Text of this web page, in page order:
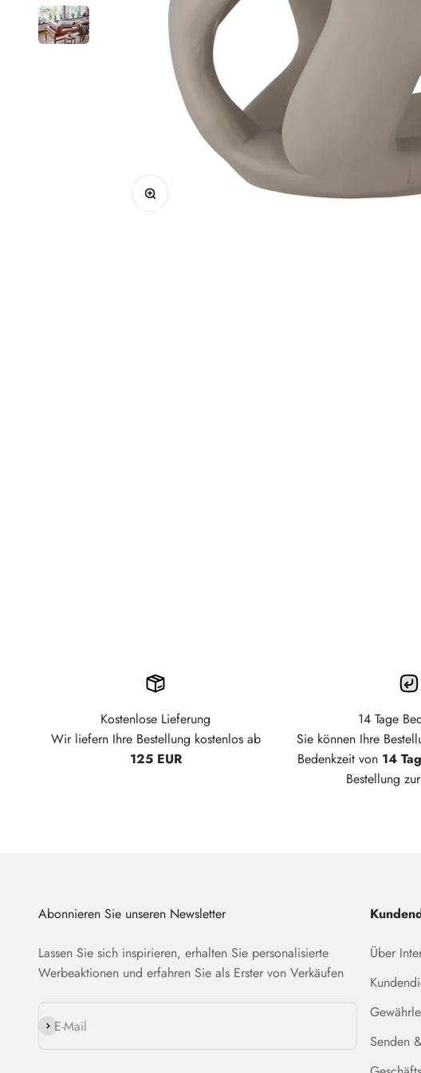
Bild vergrößern
Kostenlose Lieferung
Wir liefern Ihre Bestellung kostenlos ab
125 EUR
14 Tage
Sie können Ihre
Bedenkzeit von 14
Bestellung
Abonnieren Sie unseren Newsletter
Lassen Sie sich inspirieren, erhalten Sie personalisierte
Werbeaktionen und erfahren Sie als Erster von Verkäufen
E-Mail
Abonnieren
Über
Senden